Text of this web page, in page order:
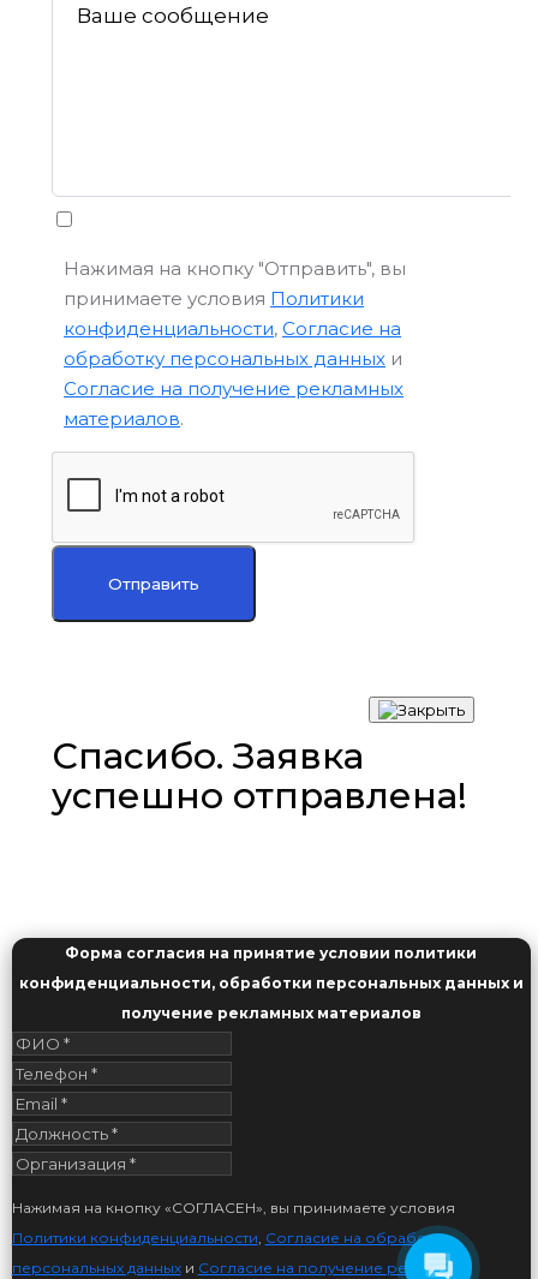
Нажимая на кнопку "Отправить", вы
принимаете условия Политики
конфиденциальности,Согласие на
обработку персональных данных и
Согласие на получение рекламных
материалов.
Отправить
Спасибо. Заявка
успешно отправлена!
Форма согласия на принятие условии политики
конфиденциальности, обработки персональных данных и
получение рекламных материалов
Нажимая на кнопку «СОГЛАСЕН», вы принимаете условия
Политики конфиденциальности, Согласие на обработку
персональных данныхи Согласие на получение рекламных